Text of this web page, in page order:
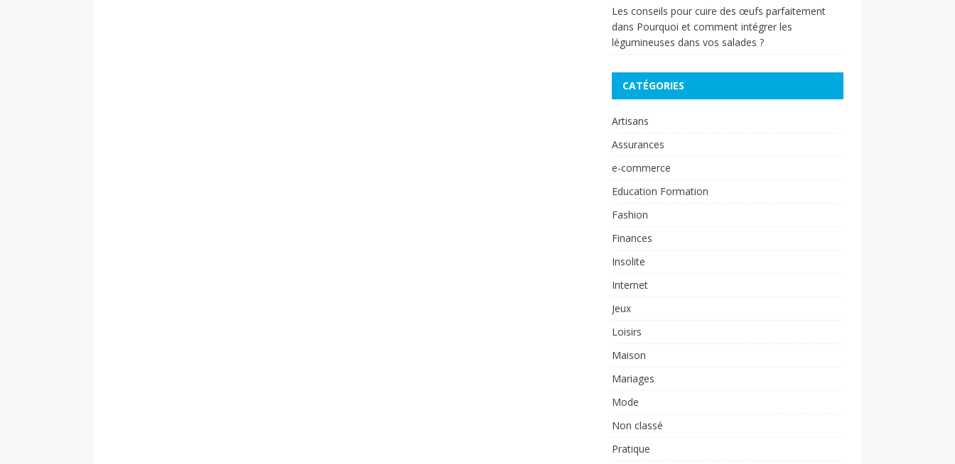
Les conseils pour cuire des œufs parfaitement
dans Pourquoi et comment intégrer les
légumineuses dans vos salades ?
CATÉGORIES
Artisans
Assurances
e-commerce
Education Formation
Fashion
Finances
Insolite
Internet
Jeux
Loisirs
Maison
Mariages
Mode
Non classé
Pratique